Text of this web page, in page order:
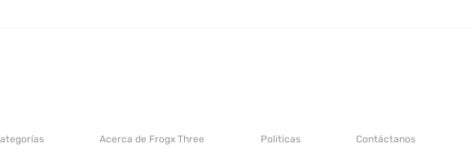
Acerca de Frogx Three Politicas Contáctanos